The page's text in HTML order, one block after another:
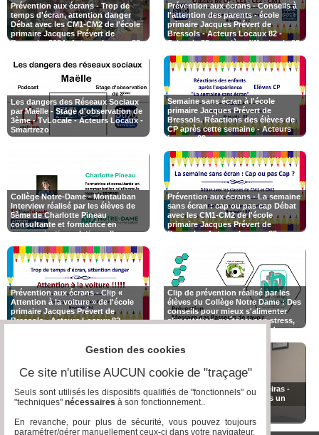
Prévention aux écrans - Trop de
temps d'écran, attention danger
Débat avec les CM1-CM2 de l'école
primaire Jacques Prévert de
Bressols- 2024- Acteurs Locaux 82 -
Prévention aux écrans - Conseils à
l'attention des parents - école
primaire Jacques Prévert de
Bressols - Acteurs Locaux 82 -
Tvlocale 82 première diffusion le 08-
Les dangers des Réseaux Sociaux
par Maëlle - Stage d'observation de
3ème - TvLocale - Acteurs Locaux -
Smartrezo
Semaine sans écran à l'école
primaire Jacques Prévert de
Bressols. Réactions des élèves de
CP après cette semaine - Acteurs
Locaux 82
Collège Notre-Dame - Montauban
Interview réalisé par les élèves de
5ème de Charlotte Pineau
consultante et formatrice en
communication relationnelle,
médiatrice
Prévention aux écrans - La semaine
sans écran : cap ou pas cap Débat
avec les CM1-CM2 de l'école
primaire Jacques Prévert de
Bressols - Acteurs Locaux 82 -
Prévention aux écrans - Clip «
Attention à la voiture » de l'école
primaire Jacques Prévert de
Bressols - Acteurs Locaux 82 -
Clip de prévention réalisé par les
élèves du Collège Notre Dame : Des
conseils pour mieux s'alimenter
alimentation, maîtriser son stress,
mieux communiquer et sur dangers
Le Slam de la MLDS : Texte réalisé
par les jeunes de la MLDS Abdou,
Hassan, Mamadou, Mounir, Riad et
lycée @mldscastel @jmblanquer
Caporal chef Lysbelle Lameiras -
réserviste : une femme dans un
métier dit pour homme
Gestion des cookies
Ce site n'utilise AUCUN cookie de "traçage"
Seuls sont utilisés les dispositifs qualifiés de "fonctionnels" ou
"techniques" nécessaires à son fonctionnement..
En revanche, pour plus de sécurité, vous pouvez toujours
paramétrer/gérer manuellement ceux-ci dans votre navigateur.